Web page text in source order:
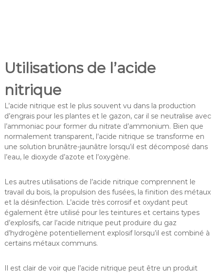
Utilisations de l’acide
nitrique
L’acide nitrique est le plus souvent vu dans la production
d’engrais pour les plantes et le gazon, car il se neutralise avec
l’ammoniac pour former du nitrate d’ammonium. Bien que
normalement transparent, l’acide nitrique se transforme en
une solution brunâtre-jaunâtre lorsqu’il est décomposé dans
l’eau, le dioxyde d’azote et l’oxygène.
Les autres utilisations de l’acide nitrique comprennent le
travail du bois, la propulsion des fusées, la finition des métaux
et la désinfection. L’acide très corrosif et oxydant peut
également être utilisé pour les teintures et certains types
d’explosifs, car l’acide nitrique peut produire du gaz
d’hydrogène potentiellement explosif lorsqu’il est combiné à
certains métaux communs.
Il est clair de voir que l’acide nitrique peut être un produit